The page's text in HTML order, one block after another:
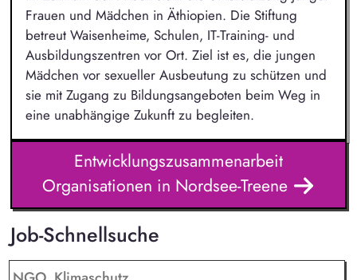
Frauen und Mädchen in Äthiopien. Die Stiftung
betreut Waisenheime, Schulen, IT-Training- und
Ausbildungszentren vor Ort. Ziel ist es, die jungen
Mädchen vor sexueller Ausbeutung zu schützen und
sie mit Zugang zu Bildungsangeboten beim Weg in
eine unabhängige Zukunft zu begleiten.
Entwicklungszusammenarbeit
Organisationen in Nordsee-Treene
Job-Schnellsuche